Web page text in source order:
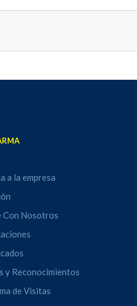
a la empresa
Con Nosotros
y Reconocimientos
de Visitas